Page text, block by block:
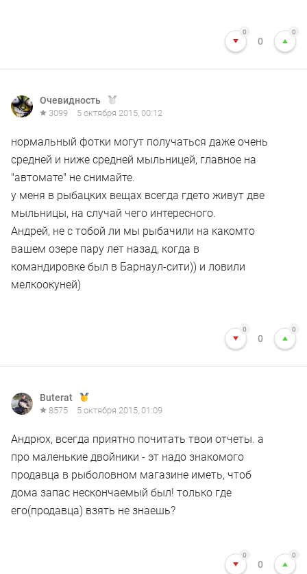
0
0
0
Очевидность
3099 5 октября 2015, 00:12
нормальный фотки могут получаться даже очень
средней и ниже средней мыльницей, главное на
"автомате" не снимайте.
у меня в рыбацких вещах всегда гдето живут две
мыльницы, на случай чего интересного.
Андрей, не с тобой ли мы рыбачили на какомто
вашем озере пару лет назад, когда в
командировке был в Барнаул-сити)) и ловили
мелкоокуней)
0
0
0
Buterat
8575 5 октября 2015, 01:09
Андрюх, всегда приятно почитать твои отчеты. а
про маленькие двойники - эт надо знакомого
продавца в рыболовном магазине иметь, чтоб
дома запас нескончаемый был! только где
его(продавца) взять не знаешь?
0
0
0